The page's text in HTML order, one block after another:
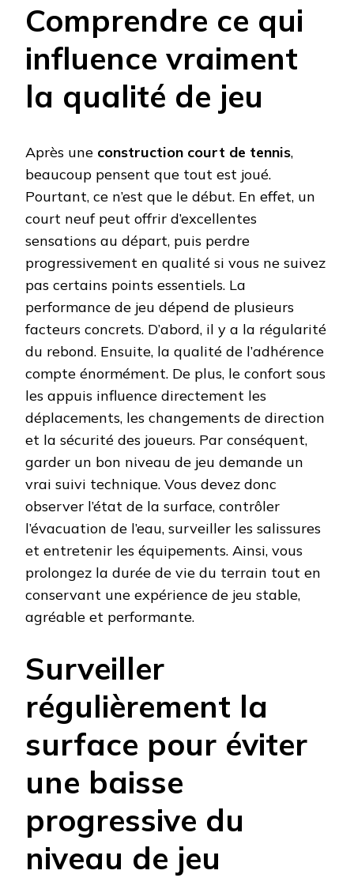
Comprendre ce qui
influence vraiment
la qualité de jeu
Après une construction court de tennis,
beaucoup pensent que tout est joué.
Pourtant, ce n’est que le début. En effet, un
court neuf peut offrir d’excellentes
sensations au départ, puis perdre
progressivement en qualité si vous ne suivez
pas certains points essentiels. La
performance de jeu dépend de plusieurs
facteurs concrets. D’abord, il y a la régularité
du rebond. Ensuite, la qualité de l’adhérence
compte énormément. De plus, le confort sous
les appuis influence directement les
déplacements, les changements de direction
et la sécurité des joueurs. Par conséquent,
garder un bon niveau de jeu demande un
vrai suivi technique. Vous devez donc
observer l’état de la surface, contrôler
l’évacuation de l’eau, surveiller les salissures
et entretenir les équipements. Ainsi, vous
prolongez la durée de vie du terrain tout en
conservant une expérience de jeu stable,
agréable et performante.
Surveiller
régulièrement la
surface pour éviter
une baisse
progressive du
niveau de jeu